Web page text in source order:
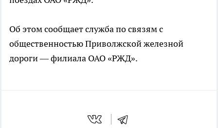
Об этом сообщает служба по связям с
общественностью Приволжской железной
дороги — филиала ОАО «РЖД».